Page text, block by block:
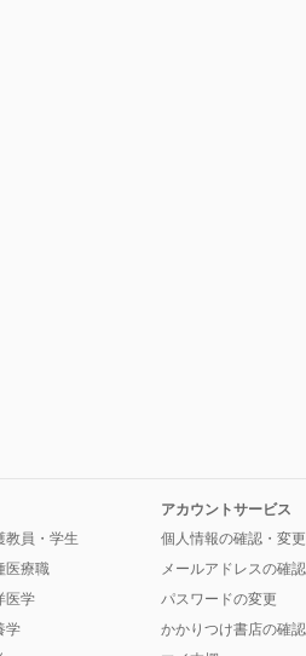
教員・学生
医療職
医学
学
アカウントサービス
個人情報の確認・変更
メールアドレスの確
パスワードの変更
かかりつけ書店の確